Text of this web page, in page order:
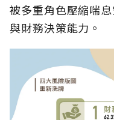
被多重角色壓縮喘
與財務決策能力。